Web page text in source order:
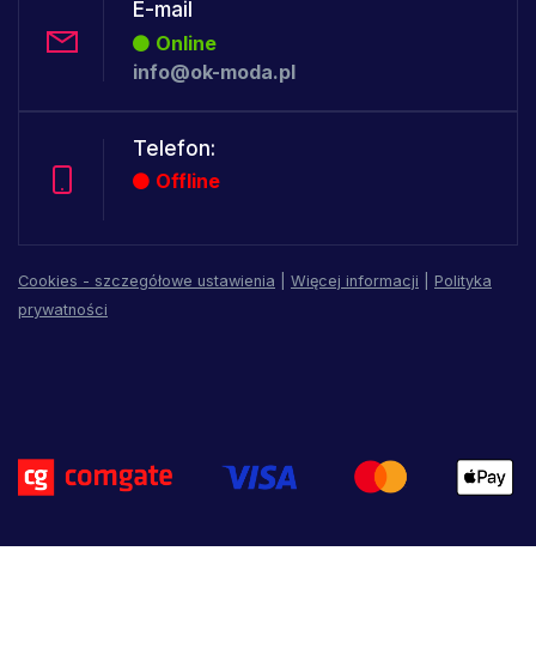
E-mail
Online
info@ok-moda.pl
Telefon:
Offline
Cookies - szczegółowe ustawienia Więcej informacji
Polityka
prywatności